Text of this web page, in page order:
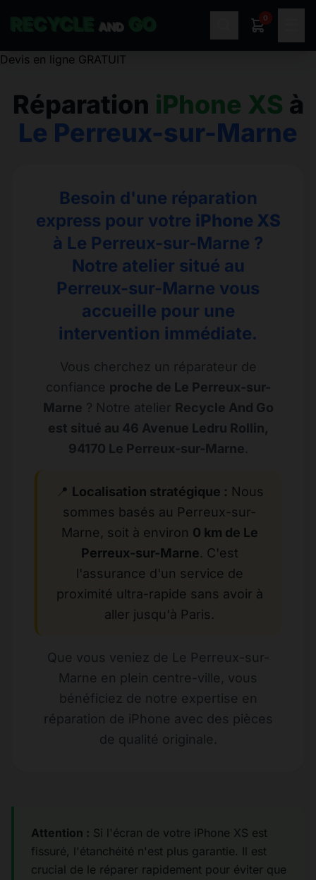
AND
0
Réparation iPhone XS à
Le Perreux-sur-Marne
Besoin d'une réparation
express pour votre iPhone XS
à Le Perreux-sur-Marne ?
Notre atelier situé au
Perreux-sur-Marne vous
accueille pour une
intervention immédiate.
Vous cherchez un réparateur de
confiance proche de Le Perreux-sur-
Marne ? Notre atelier Recycle And Go
est situé au 46 Avenue Ledru Rollin,
94170 Le Perreux-sur-Marne.
📍 Localisation stratégique : Nous
sommes basés au Perreux-sur-
Marne, soit à environ 0 km de Le
Perreux-sur-Marne. C'est
l'assurance d'un service de
proximité ultra-rapide sans avoir à
aller jusqu'à Paris.
Que vous veniez de Le Perreux-sur-
Marne en plein centre-ville, vous
bénéficiez de notre expertise en
réparation de iPhone avec des pièces
de qualité originale.
Attention : Si l'écran de votre iPhone XS est
fissuré, l'étanchéité n'est plus garantie. Il est
crucial de le réparer rapidement pour éviter que